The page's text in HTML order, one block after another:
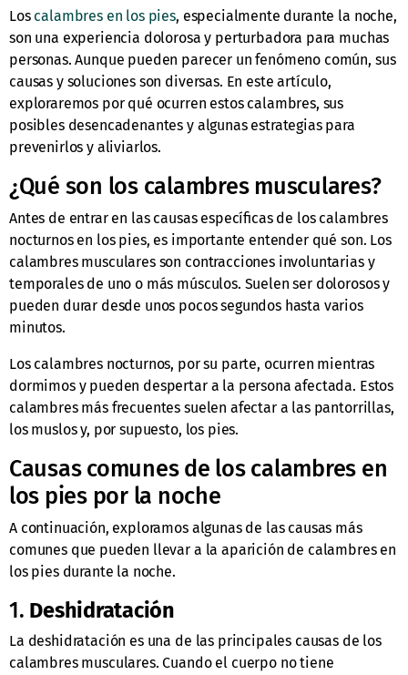
Los calambres en los pies, especialmente durante la noche,
son una experiencia dolorosa y perturbadora para muchas
personas. Aunque pueden parecer un fenómeno común, sus
causas y soluciones son diversas. En este artículo,
exploraremos por qué ocurren estos calambres, sus
posibles desencadenantes y algunas estrategias para
prevenirlos y aliviarlos.
¿Qué son los calambres musculares?
Antes de entrar en las causas específicas de los calambres
nocturnos en los pies, es importante entender qué son. Los
calambres musculares son contracciones involuntarias y
temporales de uno o más músculos. Suelen ser dolorosos y
pueden durar desde unos pocos segundos hasta varios
minutos.
Los calambres nocturnos, por su parte, ocurren mientras
dormimos y pueden despertar a la persona afectada. Estos
calambres más frecuentes suelen afectar a las pantorrillas,
los muslos y, por supuesto, los pies.
Causas comunes de los calambres en
los pies por la noche
A continuación, exploramos algunas de las causas más
comunes que pueden llevar a la aparición de calambres en
los pies durante la noche.
1. Deshidratación
La deshidratación es una de las principales causas de los
calambres musculares. Cuando el cuerpo no tiene